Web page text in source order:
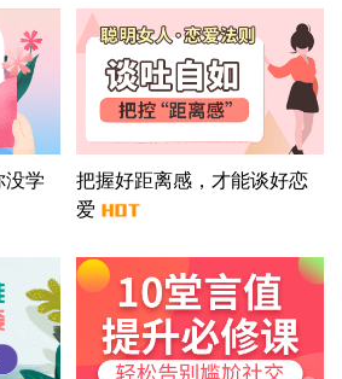
用户 巧?媚儿 通过此页面咨询，已获得专属情感
-浦东 177****9074
56分钟前
用户 Liberty 通过此页面咨询，已获得专属情感
-广州 188****5632
12分钟前
用户 司马锘 通过此页面咨询，已获得专属情感
用户 困困魚? 通过此页面咨询，已获得专属情感
-西安 139****6283
3分钟前
用户 喜欢下雨天^ 通过此页面咨询，已获得专属
方案
学
把握好距离感，才能谈好恋
爱